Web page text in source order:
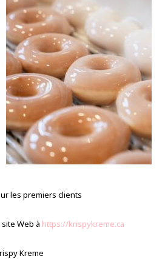
les premiers clients
Web à https://krispykreme.ca
Kreme